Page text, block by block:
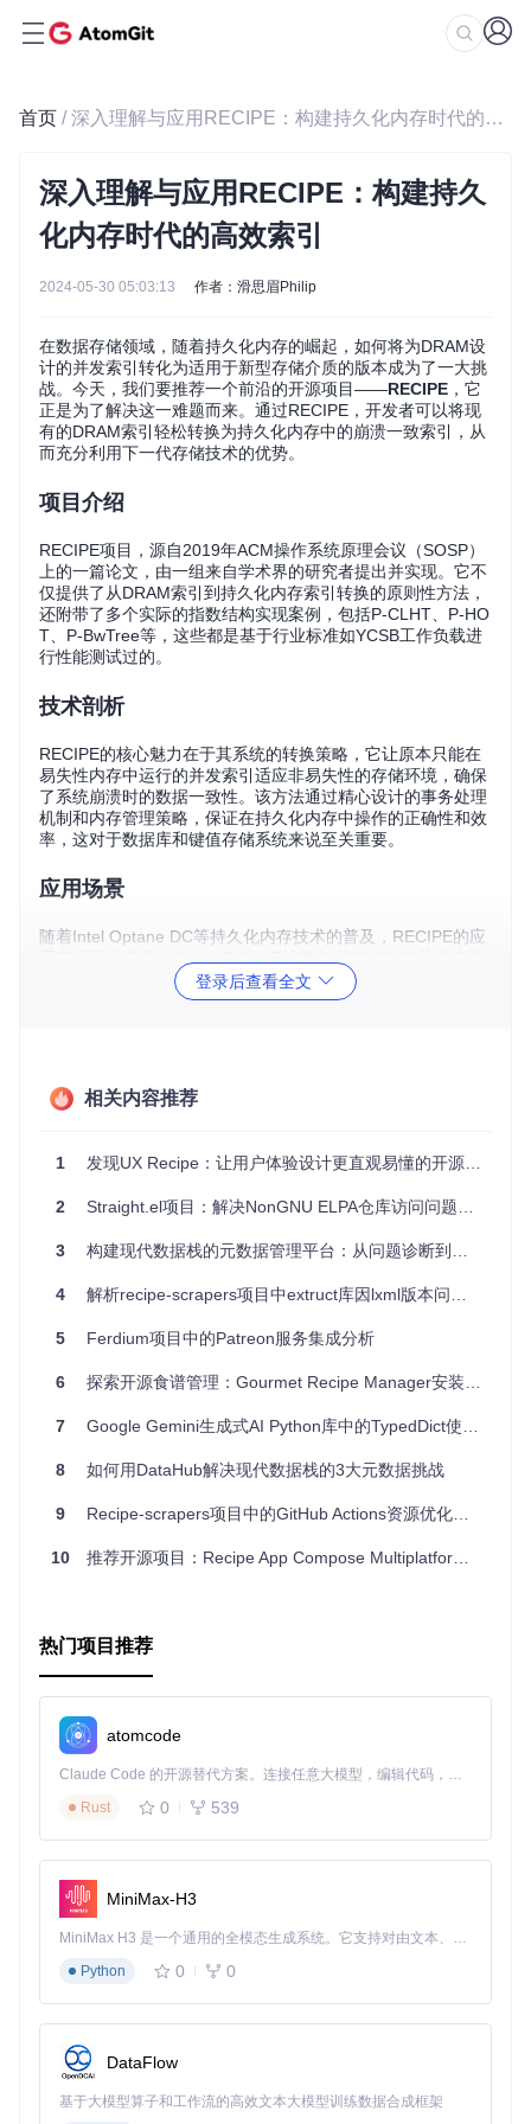
首页 / 深入理解与应用RECIPE：构建持久化内存时代的高效索引
深入理解与应用RECIPE：构建持久
化内存时代的高效索引
2024-05-30 05:03:13 作者：滑思眉Philip
在数据存储领域，随着持久化内存的崛起，如何将为DRAM设
计的并发索引转化为适用于新型存储介质的版本成为了一大挑
战。今天，我们要推荐一个前沿的开源项目——RECIPE ，它
正是为了解决这一难题而来。通过RECIPE，开发者可以将现
有的DRAM索引轻松转换为持久化内存中的崩溃一致索引，从
而充分利用下一代存储技术的优势。
项目介绍
RECIPE项目，源自2019年ACM操作系统原理会议（SOSP）
上的一篇论文，由一组来自学术界的研究者提出并实现。它不
仅提供了从DRAM索引到持久化内存索引转换的原则性方法，
还附带了多个实际的指数结构实现案例，包括P-CLHT、P-HO
T、P-BwTree等，这些都是基于行业标准如YCSB工作负载进
行性能测试过的。
技术剖析
RECIPE的核心魅力在于其系统的转换策略，它让原本只能在
易失性内存中运行的并发索引适应非易失性的存储环境，确保
了系统崩溃时的数据一致性。该方法通过精心设计的事务处理
机制和内存管理策略，保证在持久化内存中操作的正确性和效
率，这对于数据库和键值存储系统来说至关重要。
应用场景
随着Intel Optane DC等持久化内存技术的普及，RECIPE的应
储系统，专为分布式持久内存设计，彰显了RECIPE在高性能
数据库系统中的价值。无论是点查询密集型应用、读取主导的
项目特点
E原则即可将现有DRMA索引转化为持久化版本。
e-Line Hash Table (CLHT) 的持久化版本P-CLHT等，满
基准测试框架：提供YCSB微基准测试工具，方便开发者
评估索引性能，进行精确调优。
持续更新与改进
：项目社区活跃，针对发现的问题进行及
时修复，并探索更好的内存管理方案，如与PMDK的集
项目无疑是一盏指路明灯，为开发高效、稳定、面向未来的数
速度、提升系统鲁棒性以及准备迎接新一代存储技术挑战的开
社群，探索持久化内存索引的无限可能，让你的应用程序在下
登录后查看全文
相关内容推荐
1 发现UX Recipe：让用户体验设计更直观易懂的开源工具
2 Straight.el项目：解决NonGNU ELPA仓库访问问题的技术方案
3 构建现代数据栈的元数据管理平台：从问题诊断到实践落地
4 解析recipe-scrapers项目中extruct库因lxml版本问题导致的故障分析
5 Ferdium项目中的Patreon服务集成分析
6 探索开源食谱管理：Gourmet Recipe Manager安装与使用指南
7 Google Gemini生成式AI Python库中的TypedDict使用问题解析
8 如何用DataHub解决现代数据栈的3大元数据挑战
9 Recipe-scrapers项目中的GitHub Actions资源优化实践
10 推荐开源项目：Recipe App Compose Multiplatform - 跨平台美食菜谱应用的Compose之作
热门项目推荐
atomcode
Claude Code 的开源替代方案。连接任意大模型，编辑代码，运行命令，自动验证 — 全自动执行。用 Rust 构建，极致性能。 ｜ An open-source alternative to Claude Code. Connect any LLM, edit code, run commands, and verify changes — autonomously. Built in Rust for speed. Get Started
Rust
0 539
MiniMax-H3
MiniMax H3 是一个通用的全模态生成系统。它支持对由文本、图像、视频和音频组成的多模态上下文进行统一理解，并能生成分辨率高达 2K、时长可达 15 秒的带原生立体声音频的视频。得益于面向任务泛化的系统设计，H3 在预训练阶段就已具备广泛的多模态上下文理解与生成能力，能够出色地执行复杂的多模态指令。
Python
0 0
DataFlow
基于大模型算子和工作流的高效文本大模型训练数据合成框架